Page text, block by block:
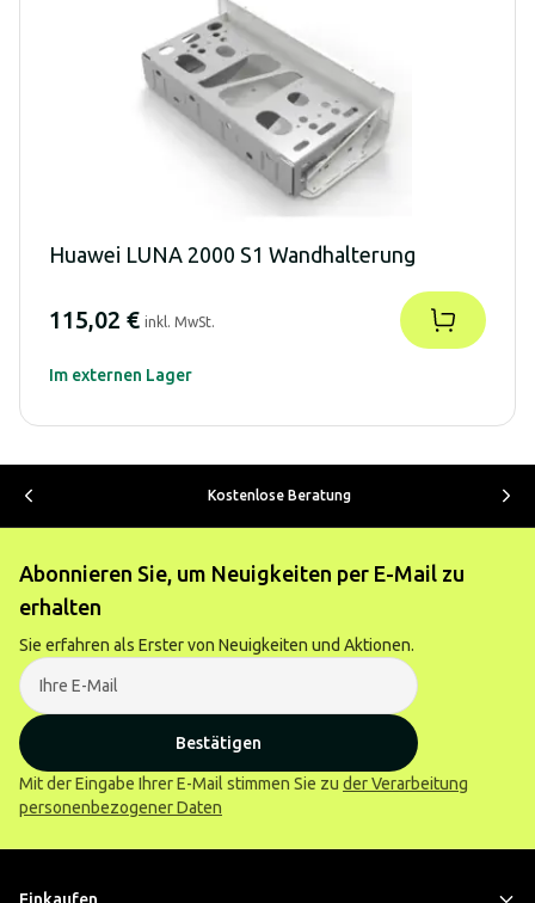
Huawei LUNA 2000 S1 Wandhalterung
115,02 € inkl. MwSt.
Im externen Lager
Kostenlose Beratung
Abonnieren Sie, um Neuigkeiten per E-Mail zu
erhalten
Sie erfahren als Erster von Neuigkeiten und Aktionen.
Bestätigen
Mit der Eingabe Ihrer E-Mail stimmen Sie zu der Verarbeitung
personenbezogener Daten
Einkaufen